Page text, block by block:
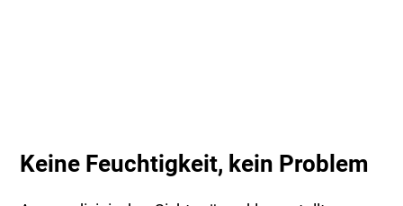
Keine Feuchtigkeit, kein Problem